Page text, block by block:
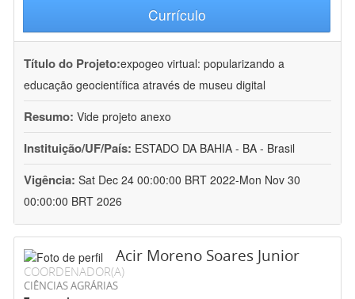
Currículo
Título do Projeto:expogeo virtual: popularizando a
educação geocientífica através de museu digital
Resumo: Vide projeto anexo
Instituição/UF/País: ESTADO DA BAHIA - BA - Brasil
Vigência: Sat Dec 24 00:00:00 BRT 2022-Mon Nov 30
00:00:00 BRT 2026
Acir Moreno Soares Junior
COORDENADOR(A)
CIÊNCIAS AGRÁRIAS